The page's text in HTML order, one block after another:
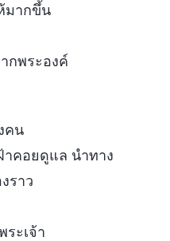
มากขึ้น
กพระองค์
คน
าคอยดูแล นำทาง
ราว
ะเจ้า